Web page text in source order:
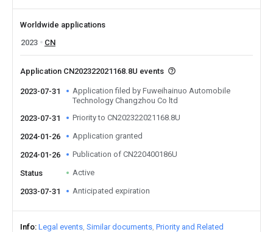
Worldwide applications
2023
CN
Application CN202322021168.8U events
2023-07-31
Application filed by Fuweihainuo Automobile
Technology Changzhou Co ltd
2023-07-31
Priority to CN202322021168.8U
2024-01-26 Application granted
2024-01-26 Publication of CN220400186U
Status Active
2033-07-31 Anticipated expiration
Info Legal events Similar documents Priority and Related